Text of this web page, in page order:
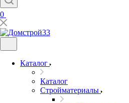
0
Каталог
Каталог
Стройматериалы